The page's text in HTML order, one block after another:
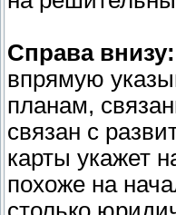
Справа внизу:
впрямую
планам,
связан с
карты укажет
похоже на